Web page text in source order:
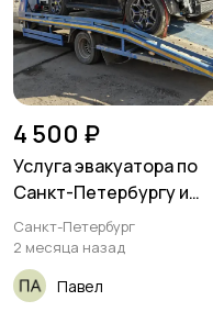
4 500 ₽
Услуга эвакуатора по
Санкт-Петербургу и
Ленинградской области
Санкт-Петербург
2 месяца назад
Павел